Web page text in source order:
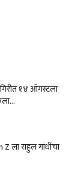
१४ ऑगस्टला
ला राहुल गांधींचा